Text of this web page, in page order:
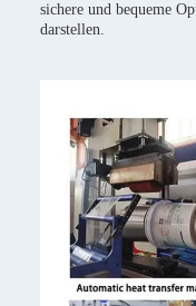
sichere und bequeme
darstellen.